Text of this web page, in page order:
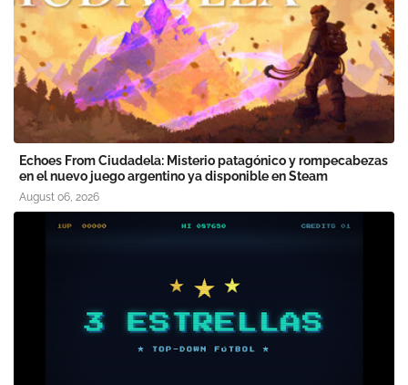
Echoes From Ciudadela: Misterio patagónico y rompecabezas
en el nuevo juego argentino ya disponible en Steam
August 06, 2026